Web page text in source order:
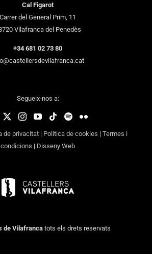
Cal Figarot
Carrer del General Prim, 11
Vilafranca del Penedès
+34 681 02 73 80
Segueix-nos a:
de privacitat| Política de cookies | Termes i
condicions | Disseny Web
de Vilafrancatots els drets reservats